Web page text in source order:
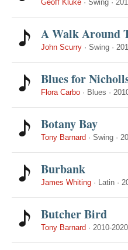
Geoff Kluke · Swing ·
A Walk Around
John Scurry · Swing ·
Blues for
Flora Carbo · Blues ·
Botany Bay
Tony Barnard · Swing ·
Burbank
James Whiting · Latin ·
Butcher Bird
Tony Barnard · 2010-2020